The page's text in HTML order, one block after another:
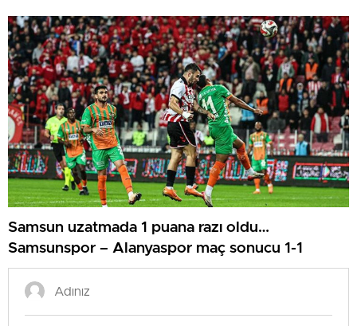
Samsun uzatmada 1 puana razı oldu…
Samsunspor – Alanyaspor maç sonucu 1-1